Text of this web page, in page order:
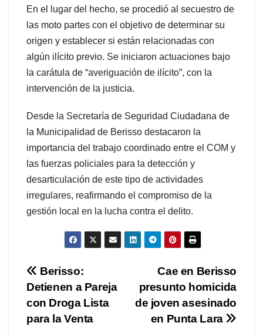
En el lugar del hecho, se procedió al secuestro de
las moto partes con el objetivo de determinar su
origen y establecer si están relacionadas con
algún ilícito previo. Se iniciaron actuaciones bajo
la carátula de “averiguación de ilícito”, con la
intervención de la justicia.
Desde la Secretaría de Seguridad Ciudadana de
la Municipalidad de Berisso destacaron la
importancia del trabajo coordinado entre el COM y
las fuerzas policiales para la detección y
desarticulación de este tipo de actividades
irregulares, reafirmando el compromiso de la
gestión local en la lucha contra el delito.
Navegación
de
entradas
Cae en Berisso
presunto homicida
de joven asesinado
en Punta Lara
Berisso:
Detienen a Pareja
con Droga Lista
para la Venta